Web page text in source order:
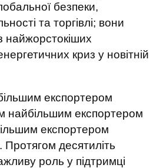
безпеки,
та торгівлі; вони
найжорстокіших
криз у новітній
експортером
м найбільшим експортером
експортером
Протягом десятиліть
роль у підтримці